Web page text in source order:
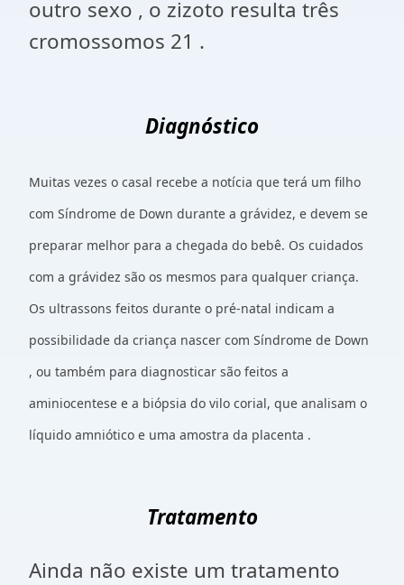
outro sexo , o zizoto resulta três
cromossomos 21 .
Diagnóstico
Muitas vezes o casal recebe a notícia que terá um filho
com Síndrome de Down durante a grávidez, e devem se
preparar melhor para a chegada do bebê. Os cuidados
com a grávidez são os mesmos para qualquer criança.
Os ultrassons feitos durante o pré-natal indicam a
possibilidade da criança nascer com Síndrome de Down
, ou também para diagnosticar são feitos a
aminiocentese e a biópsia do vilo corial, que analisam o
líquido amniótico e uma amostra da placenta .
Tratamento
Ainda não existe um tratamento